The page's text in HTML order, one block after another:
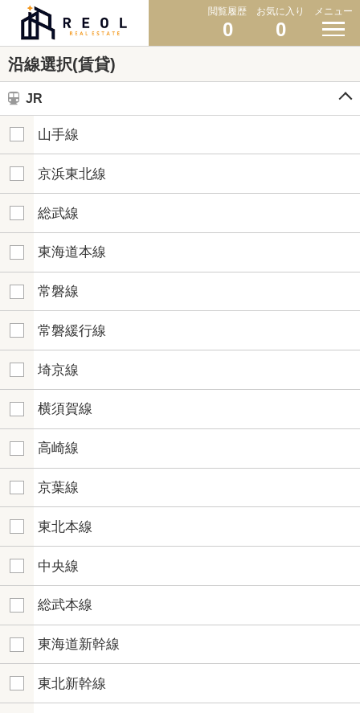
閲覧履歴
0
お気に入り
0
メニュー
沿線選択(賃貸)
JR
山手線
京浜東北線
総武線
東海道本線
常磐線
常磐緩行線
埼京線
横須賀線
高崎線
京葉線
東北本線
中央線
総武本線
東海道新幹線
東北新幹線